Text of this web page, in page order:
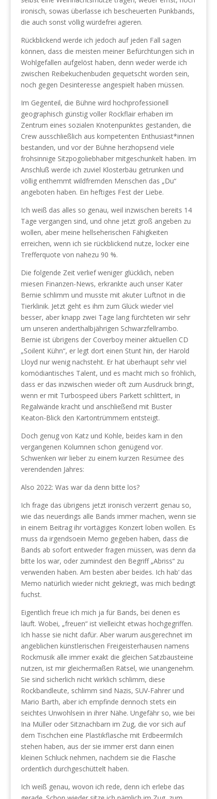
ironisch, sowas überlasse ich bescheuerten Punkbands,
die auch sonst völlig würdefrei agieren.
Rückblickend werde ich jedoch auf jeden Fall sagen
können, dass die meisten meiner Befürchtungen sich in
Wohlgefallen aufgelöst haben, denn weder werde ich
zwischen Reibekuchenbuden gequetscht worden sein,
noch gegen Desinteresse angespielt haben müssen.
Im Gegenteil, die Bühne wird hochprofessionell
geographisch günstig voller Rockflair erhaben im
Zentrum eines sozialen Knotenpunktes gestanden, die
Crew ausschließlich aus kompetenten Enthusiast*innen
bestanden, und vor der Bühne herzhopsend viele
frohsinnige Sitzpogoliebhaber mitgeschunkelt haben. Im
Anschluß werde ich zuviel Klosterbäu getrunken und
völlig enthemmt wildfremden Menschen das „Du“
angeboten haben. Ein heftiges Fest der Liebe.
Ich weiß das alles so genau, weil inzwischen bereits 14
Tage vergangen sind, und ohne jetzt groß angeben zu
wollen, aber meine hellseherischen Fähigkeiten
erreichen, wenn ich sie rückblickend nutze, locker eine
Trefferquote von nahezu 90 %.
Die folgende Zeit verlief weniger glücklich, neben
miesen Finanzen-News, erkrankte auch unser Kater
Bernie schlimm und musste mit akuter Luftnot in die
Tierklinik. Jetzt geht es ihm zum Glück wieder viel
besser, aber knapp zwei Tage lang fürchteten wir sehr
um unseren anderthalbjährigen Schwarzfellrambo.
Bernie ist übrigens der Coverboy meiner aktuellen CD
„Soilent Kühn“, er legt dort einen Stunt hin, der Harold
Lloyd nur wenig nachsteht. Er hat überhaupt sehr viel
komödiantisches Talent, und es macht mich so fröhlich,
dass er das inzwischen wieder oft zum Ausdruck bringt,
wenn er mit Turbospeed übers Parkett schlittert, in
Regalwände kracht und anschließend mit Buster
Keaton-Blick den Kartontrümmern entsteigt.
Doch genug von Katz und Kohle, beides kam in den
vergangenen Kolumnen schon genügend vor.
Schwenken wir lieber zu einem kurzen Resümee des
verendenden Jahres:
Also 2022: Was war da denn bitte los?
Ich frage das übrigens jetzt ironisch verzerrt genau so,
wie das neuerdings alle Bands immer machen, wenn sie
in einem Beitrag ihr vortägiges Konzert loben wollen. Es
muss da irgendsoein Memo gegeben haben, dass die
Bands ab sofort entweder fragen müssen, was denn da
bitte los war, oder zumindest den Begriff „Abriss“ zu
verwenden haben. Am besten aber beides. Ich hab‘ das
Memo natürlich wieder nicht gekriegt, was mich bedingt
fuchst.
Eigentlich freue ich mich ja für Bands, bei denen es
läuft. Wobei, „freuen“ ist vielleicht etwas hochgegriffen.
Ich hasse sie nicht dafür. Aber warum ausgerechnet im
angeblichen künstlerischen Freigeisterhausen namens
Rockmusik alle immer exakt die gleichen Satzbausteine
nutzen, ist mir gleichermaßen Rätsel, wie unangenehm.
Sie sind sicherlich nicht wirklich schlimm, diese
Rockbandleute, schlimm sind Nazis, SUV-Fahrer und
Mario Barth, aber ich empfinde dennoch stets ein
seichtes Unwohlsein in ihrer Nähe. Ungefähr so, wie bei
Ina Müller oder Sitznachbarn im Zug, die vor sich auf
dem Tischchen eine Plastikflasche mit Erdbeermilch
stehen haben, aus der sie immer erst dann einen
kleinen Schluck nehmen, nachdem sie die Flasche
ordentlich durchgeschüttelt haben.
Ich weiß genau, wovon ich rede, denn ich erlebe das